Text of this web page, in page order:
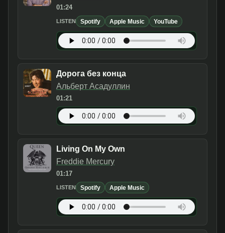
01:24
LISTEN Spotify Apple Music YouTube
Дорога без конца
Альберт Асадуллин
01:21
Living On My Own
Freddie Mercury
01:17
LISTEN Spotify Apple Music